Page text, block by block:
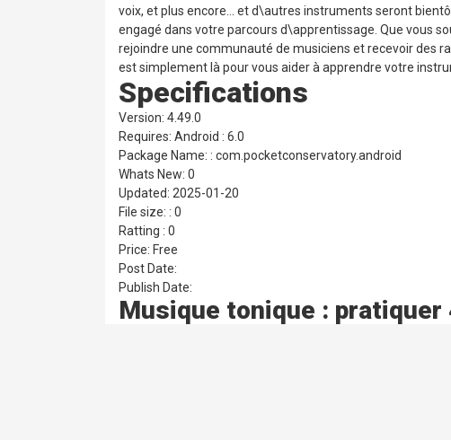
voix, et plus encore… et d\autres instruments seront
engagé dans votre parcours d\apprentissage. Que vous
rejoindre une communauté de musiciens et recevoir des
est simplement là pour vous aider à apprendre votre
Specifications
Version: 4.49.0
Requires: Android : 6.0
Package Name: : com.pocketconservatory.android
Whats New: 0
Updated: 2025-01-20
File size: : 0
Ratting : 0
Price: Free
Post Date:
Publish Date:
Musique tonique :